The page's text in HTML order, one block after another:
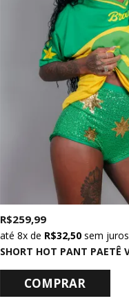
R$ 259,99
8xde R$ 32,50 sem juros
COMPRAR